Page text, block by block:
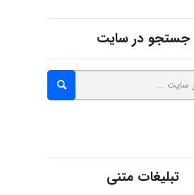
Alirez0990
hosein abdolvand
جستجو در سایت
تبلیغات متنی